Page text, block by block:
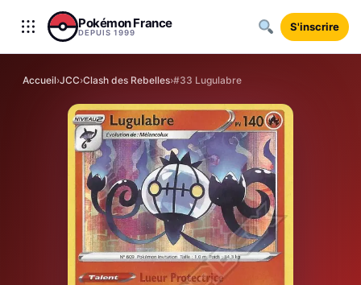
Aller au contenu
Pokémon France
DEPUIS 1999 S'inscrire
Accueil›JCC›Clash des Rebelles›#33 Lugulabre